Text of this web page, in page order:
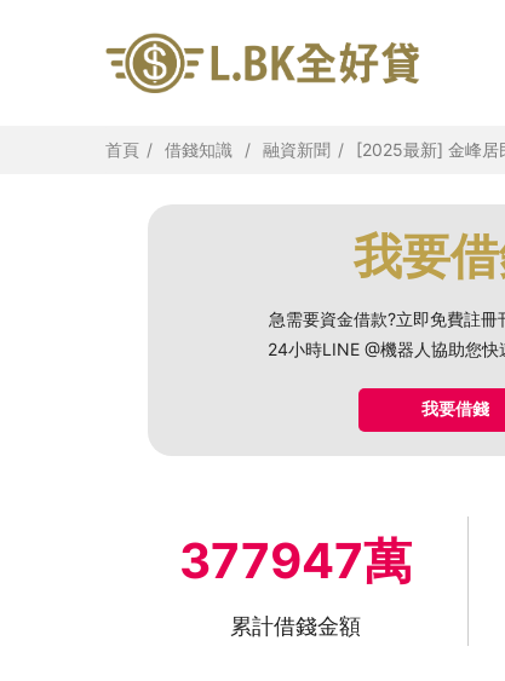
首頁 借錢知識 融資新聞 [2025最新] 金峰居
我要
急需要資金借款?立即免費註冊
24小時LINE @機器人協助您
我要借錢
377947萬
累計借錢金額